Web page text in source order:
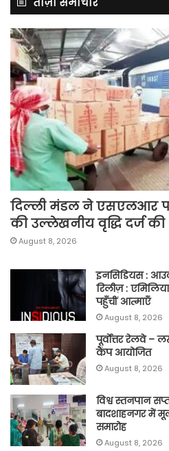
दिल्ली मंडल ने एसएलआर
की उल्लेखनीय वृद्धि दर्ज की
August 8, 2026
इनसिडियस :
रिलीज़ :
पहुँचीं आत्माएँ
August 8, 2026
पूर्वाेत्तर रेलवे –
कैंप आयोजित
August 8, 2026
विश्व स्तनपान
बादशाहनगर में
समारोह
August 8, 2026